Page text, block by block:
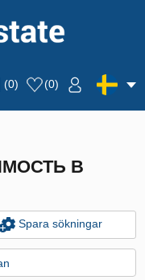
(0) (0)
В
Spara sökningar